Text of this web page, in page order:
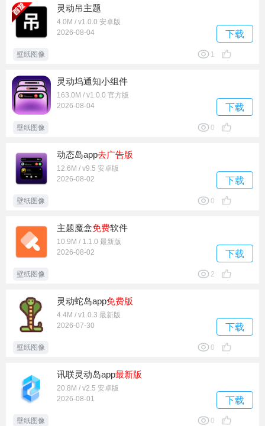
灵动吊主题
4.0M / v1.0.0 安卓版
2026-08-04
下载
壁纸图像 1
灵动坞通知小组件
163.0M / v1.0.0 官方版
2026-08-04
下载
壁纸图像 0
动态岛app去广告版
12.6M / v9.5 安卓版
2026-08-02
下载
壁纸图像 0
主题魔盒免费软件
10.9M / 1.1.0 最新版
2026-08-02
下载
壁纸图像 2
灵动蛇岛app免费版
4.4M / v1.0.3 最新版
2026-07-30
下载
壁纸图像 0
讯联灵动岛app最新版
20.8M / v2.5 安卓版
2026-08-01
下载
壁纸图像 0